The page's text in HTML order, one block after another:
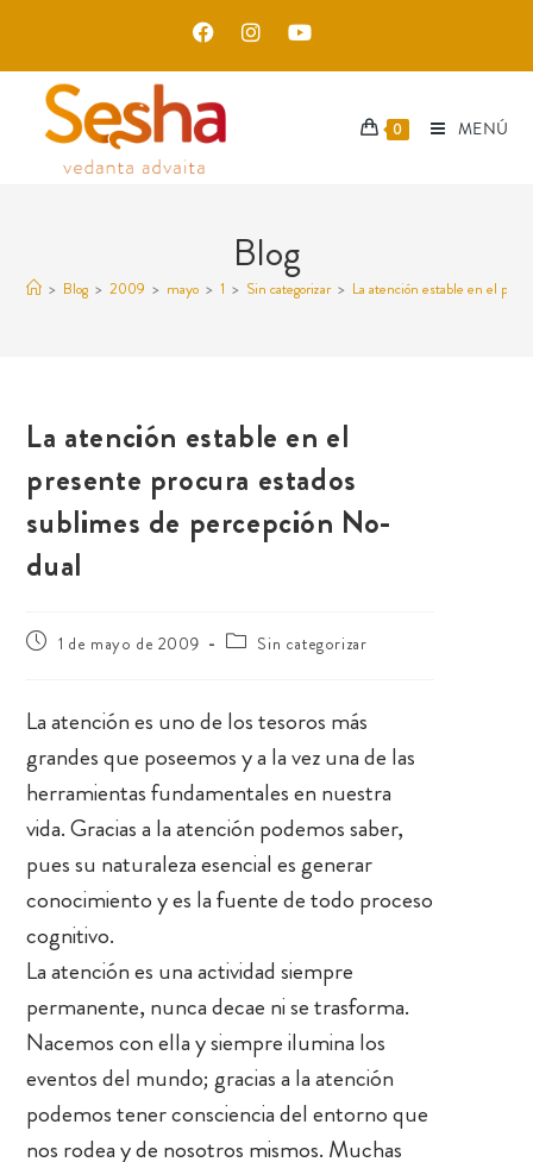
0 MENÚ
Blog
> Blog > 2009 > mayo > 1 > Sin categorizar > La atención estable en el
La atención estable en el
presente procura estados
sublimes de percepción No-
dual
1 de mayo de 2009 Sin categorizar
La atención es uno de los tesoros más
grandes que poseemos y a la vez una de las
herramientas fundamentales en nuestra
vida. Gracias a la atención podemos saber,
pues su naturaleza esencial es generar
conocimiento y es la fuente de todo proceso
cognitivo.
La atención es una actividad siempre
permanente, nunca decae ni se trasforma.
Nacemos con ella y siempre ilumina los
eventos del mundo; gracias a la atención
podemos tener consciencia del entorno que
nos rodea y de nosotros mismos. Muchas